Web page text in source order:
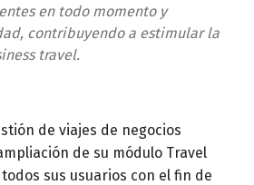
en todo momento y
contribuyendo a estimular la
travel.
de viajes de negocios
de su módulo Travel
sus usuarios con el fin de